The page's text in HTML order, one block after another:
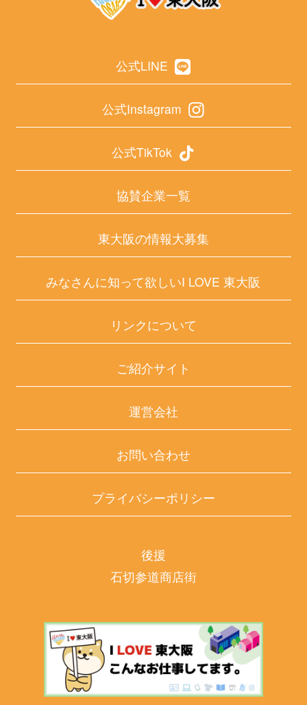
公式LINE
公式Instagram
公式TikTok
協賛企業一覧
東大阪の情報大募集
みなさんに知って欲しいI LOVE 東大阪
リンクについて
ご紹介サイト
運営会社
お問い合わせ
プライバシーポリシー
後援
石切参道商店街